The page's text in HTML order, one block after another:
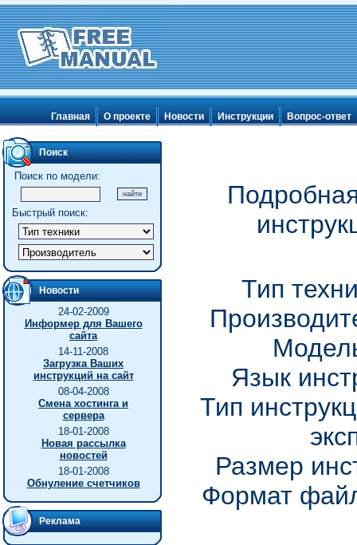
Главная О проекте Новости Инструкции Вопрос-ответ
Поиск
Поиск по модели:
Быстрый поиск:
Новости
24-02-2009
Информер для Вашего
сайта
14-11-2008
Загрузка Ваших
инструкций на сайт
08-04-2008
Смена хостинга и
сервера
18-01-2008
Новая рассылка
новостей
18-01-2008
Обнуление счетчиков
Реклама
Тип
Язык
Тип
Размер
Формат